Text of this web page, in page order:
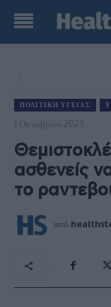
ΠΟΛΙΤΙΚΉ ΥΓΕΊΑΣ
1 Οκτωβρίου 2025
ασθενείς
το
από